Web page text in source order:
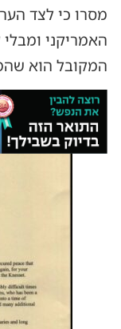
מסרו כי לצד
האמריקני
המקובל הוא